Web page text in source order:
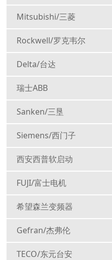
Mitsubishi/三菱
Rockwell/罗克韦尔
Delta/台达
瑞士ABB
Sanken/三垦
Siemens/西门子
西安西普软启动
FUJI/富士电机
希望森兰变频器
Gefran/杰弗伦
TECO/东元台安